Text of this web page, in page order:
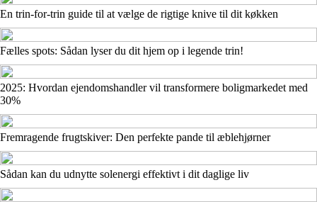
En trin-for-trin guide til at vælge de rigtige knive til dit køkken
Fælles spots: Sådan lyser du dit hjem op i legende trin!
2025: Hvordan ejendomshandler vil transformere boligmarkedet med
30%
Fremragende frugtskiver: Den perfekte pande til æblehjørner
Sådan kan du udnytte solenergi effektivt i dit daglige liv